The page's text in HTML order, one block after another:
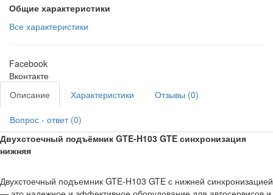
Общие характеристики
Все характеристики
Facebook
Вконтакте
Описание
Характеристики Отзывы (0)
Вопрос - ответ (0)
Двухстоечный подъёмник GTE-H103 GTE синхронизация
нижняя
Двухстоечный подъемник GTE-H103 GTE с нижней синхронизацией